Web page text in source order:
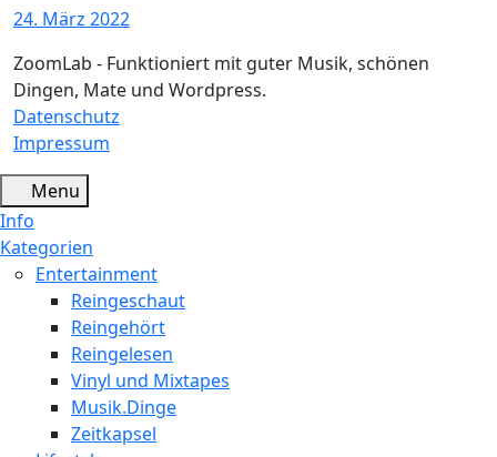
24. März 2022
ZoomLab - Funktioniert mit guter Musik, schönen
Dingen, Mate und Wordpress.
Datenschutz
Impressum
Menu
Info
Kategorien
Entertainment
Reingeschaut
Reingehört
Reingelesen
Vinyl und Mixtapes
Musik.Dinge
Zeitkapsel